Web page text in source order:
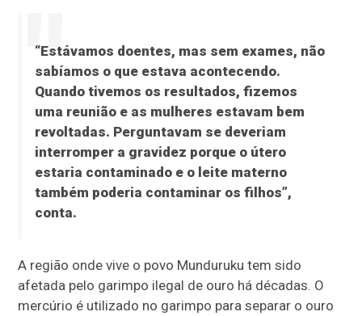
“Estávamos doentes, mas sem exames, não
sabíamos o que estava acontecendo.
Quando tivemos os resultados, fizemos
uma reunião e as mulheres estavam bem
revoltadas. Perguntavam se deveriam
interromper a gravidez porque o útero
estaria contaminado e o leite materno
também poderia contaminar os filhos”,
conta.
A região onde vive o povo Munduruku tem sido
afetada pelo garimpo ilegal de ouro há décadas. O
mercúrio é utilizado no garimpo para separar o ouro